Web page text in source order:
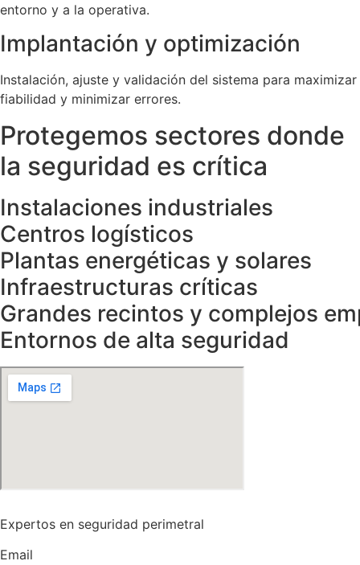
entorno y a la operativa.
Implantación y optimización
Instalación, ajuste y validación del sistema para maximizar
fiabilidad y minimizar errores.
Protegemos sectores donde
la seguridad es crítica
Instalaciones industriales
Centros logísticos
Plantas energéticas y solares
Infraestructuras críticas
Grandes recintos y complejos
Entornos de alta seguridad
Expertos en seguridad perimetral
Email